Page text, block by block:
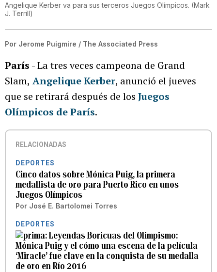
Angelique Kerber va para sus terceros Juegos Olímpicos. (Mark
J. Terrill)
Por Jerome Puigmire / The Associated Press
París - La tres veces campeona de Grand
Slam, Angelique Kerber, anunció el jueves
que se retirará después de los Juegos
Olímpicos de París.
RELACIONADAS
DEPORTES
Cinco datos sobre Mónica Puig, la primera
medallista de oro para Puerto Rico en unos
Juegos Olímpicos
Por José E. Bartolomei Torres
DEPORTES
Leyendas Boricuas del Olimpismo:
Mónica Puig y el cómo una escena de la película
‘Miracle’ fue clave en la conquista de su medalla
de oro en Río 2016